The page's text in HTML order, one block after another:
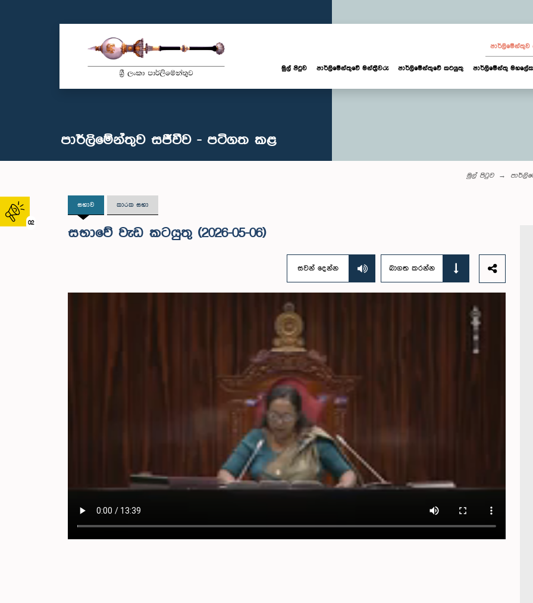
02
පාර්ලි‌මේන්තුව
මුල් පිටුව පාර්ලි‌මේන්තුවේ මන්ත්‍රීවරු පාර්ලිමේන්තුවේ කටයුතු පාර්ලිමේන්තු
පාර්ලිමේන්තුව සජීවීව - පටිගත කළ
මුල් පිටුව
සභාව කාරක සභා
සභාවේ වැඩ කටයුතු (2026-05-06)
සවන් දෙන්න බාගත කරන්න